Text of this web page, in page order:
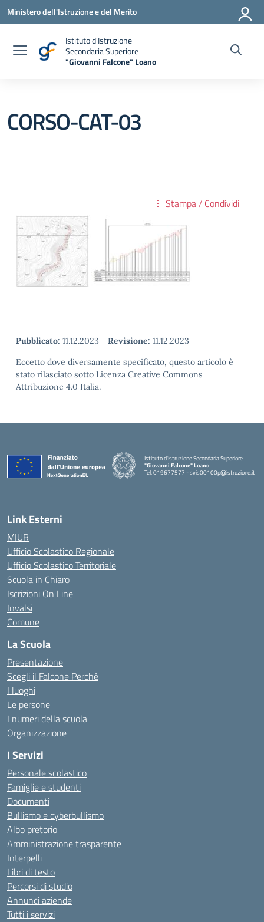
Vai ai contenuti
Vai al menu di navigazione
Vai al footer
Ministero dell'Istruzione e del Merito
Istituto d'Istruzione
Secondaria Superiore
"Giovanni Falcone" Loano
CORSO-CAT-03
Stampa / Condividi
Pubblicato: 11.12.2023 - Revisione: 11.12.2023
Eccetto dove diversamente specificato, questo articolo è
stato rilasciato sotto Licenza Creative Commons
Attribuzione 4.0 Italia.
Istituto d'Istruzione Secondaria Superiore
"Giovanni Falcone" Loano
Tel. 019677577 - svis00100p@istruzione.it
— Visita la pagina iniziale della scuola
Link Esterni
MIUR
Ufficio Scolastico Regionale
Ufficio Scolastico Territoriale
Scuola in Chiaro
Iscrizioni On Line
Invalsi
Comune
La Scuola
Presentazione
Scegli il Falcone Perchè
I luoghi
Le persone
I numeri della scuola
Organizzazione
I Servizi
Personale scolastico
Famiglie e studenti
Documenti
Bullismo e cyberbullismo
Albo pretorio
Amministrazione trasparente
Interpelli
Libri di testo
Percorsi di studio
Annunci aziende
Tutti i servizi